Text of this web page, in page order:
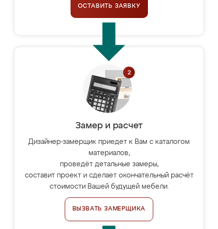
ОСТАВИТЬ ЗАЯВКУ
Замер и расчет
Дизайнер-замерщик приедет к Вам с каталогом
материалов,
проведёт детальные замеры,
составит проект и сделает окончательный расчёт
стоимости Вашей будущей мебели.
ВЫЗВАТЬ ЗАМЕРЩИКА